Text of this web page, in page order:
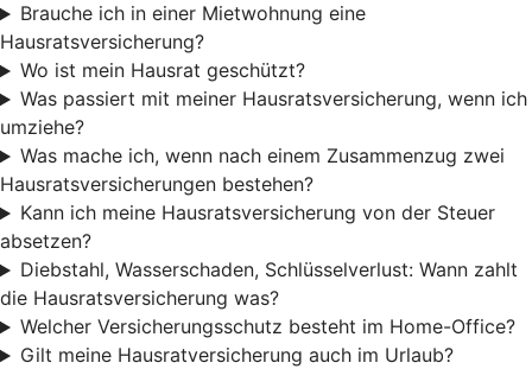
Brauche ich in einer Mietwohnung eine
Hausratsversicherung?
Wo ist mein Hausrat geschützt?
Was passiert mit meiner Hausratsversicherung, wenn ich
umziehe?
Was mache ich, wenn nach einem Zusammenzug zwei
Hausratsversicherungen bestehen?
Kann ich meine Hausratsversicherung von der Steuer
absetzen?
Diebstahl, Wasserschaden, Schlüsselverlust: Wann zahlt
die Hausratsversicherung was?
Welcher Versicherungsschutz besteht im Home-Office?
Gilt meine Hausratversicherung auch im Urlaub?